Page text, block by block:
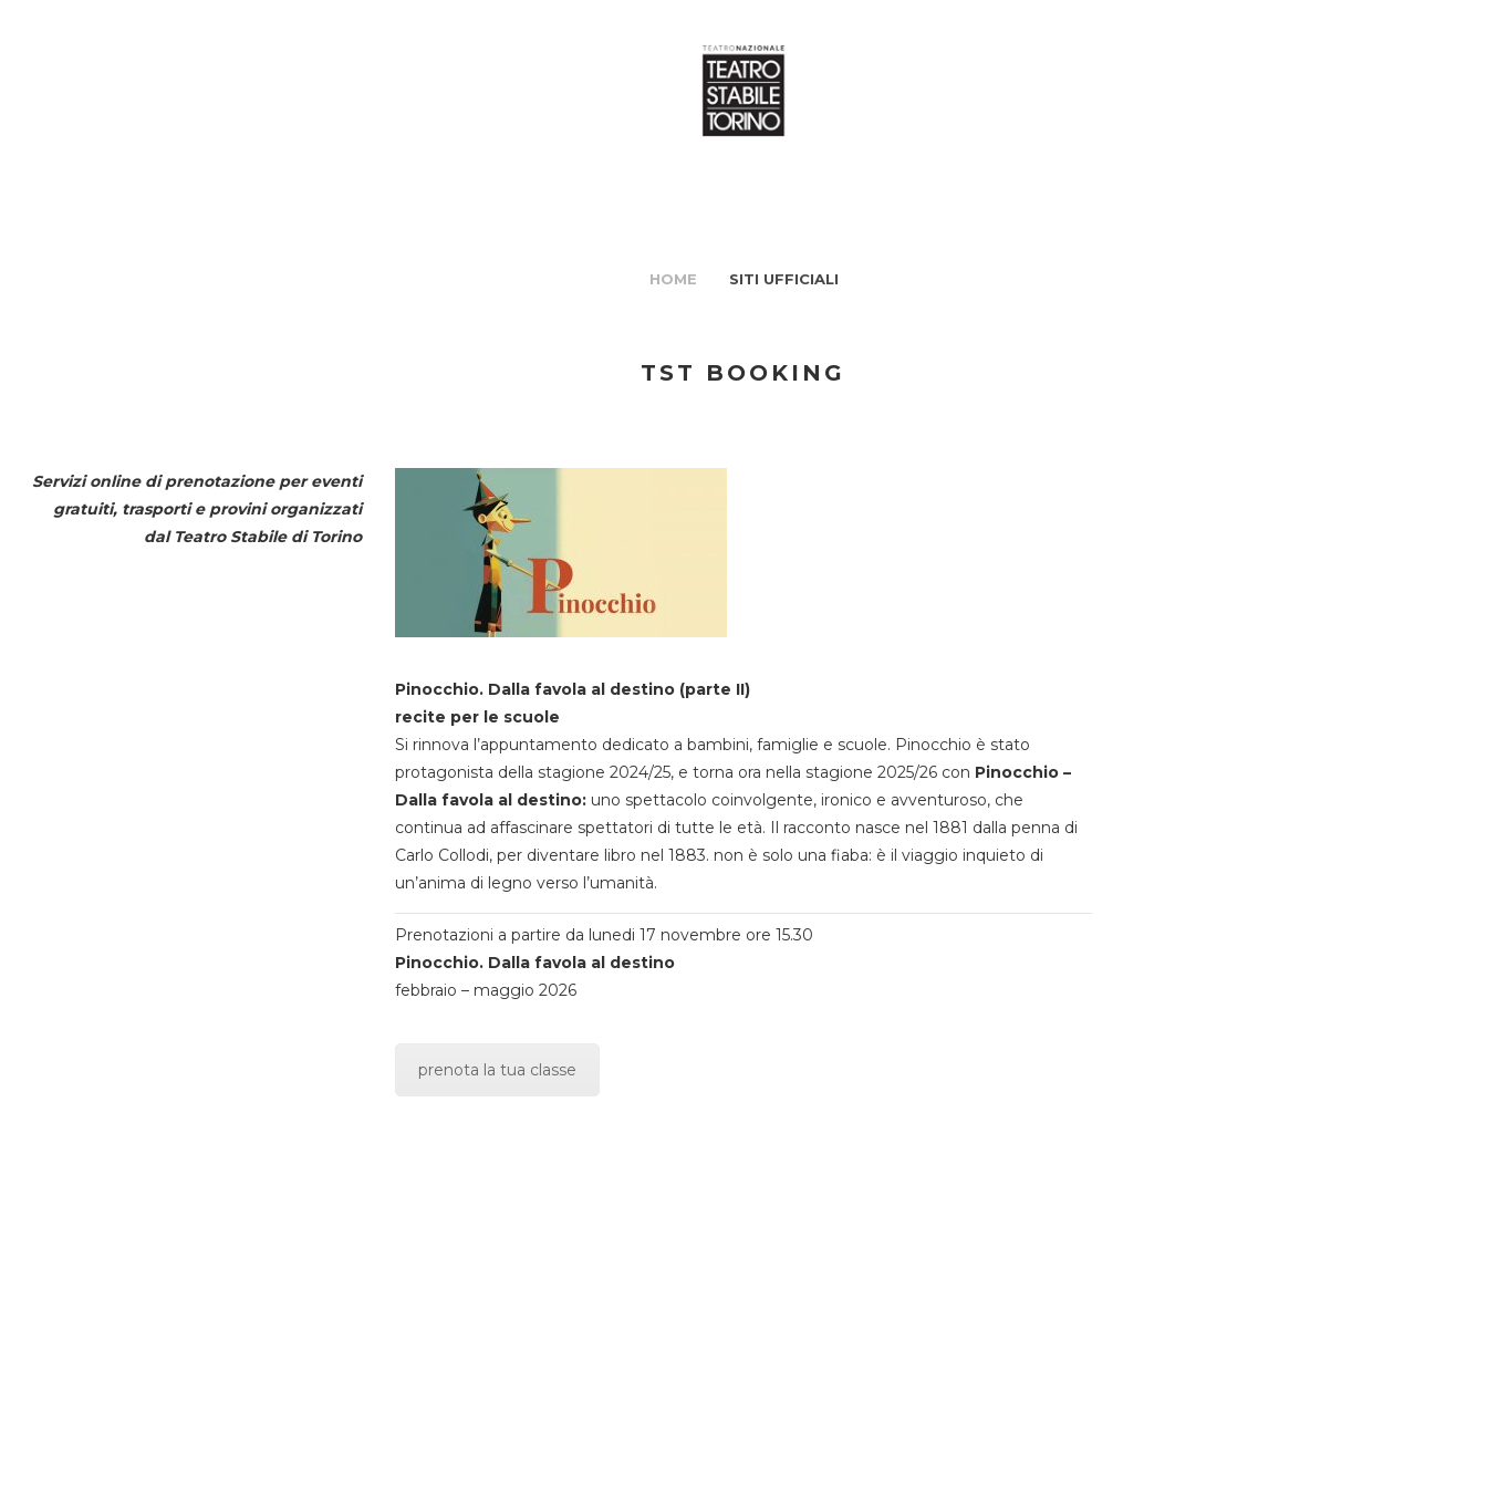
HOME SITI UFFICIALI
TST BOOKING
Servizi online di prenotazione per eventi
gratuiti, trasporti e provini organizzati
dal Teatro Stabile di Torino
Pinocchio. Dalla favola al destino (parte II)
recite per le scuole
Si rinnova l’appuntamento dedicato a bambini, famiglie e scuole. Pinocchio è stato
protagonista della stagione 2024/25, e torna ora nella stagione 2025/26 con Pinocchio –
Dalla favola al destino:uno spettacolo coinvolgente, ironico e avventuroso, che
continua ad affascinare spettatori di tutte le età. Il racconto nasce nel 1881 dalla penna di
Carlo Collodi, per diventare libro nel 1883. non è solo una fiaba: è il viaggio inquieto di
un’anima di legno verso l’umanità.
Prenotazioni a partire da lunedi 17 novembre ore 15.30
Pinocchio. Dalla favola al destino
febbraio – maggio 2026
prenota la tua classe